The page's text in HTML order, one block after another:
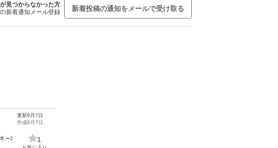
見つからなかった方
新着通知メール登録
新着投稿の通知をメールで受け取る
,➖️2
更新8月7日
作成8月7日
1